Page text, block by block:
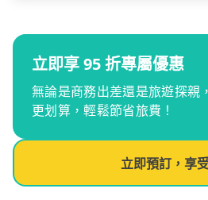
立即享 95 折專屬優惠
無論是商務出差還是旅遊探親
更划算，輕鬆節省旅費！
立即預訂，享